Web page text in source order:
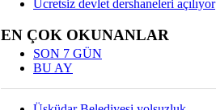
Ücretsiz devlet dershaneleri açılıyor
EN ÇOK OKUNANLAR
SON 7 GÜN
BU AY